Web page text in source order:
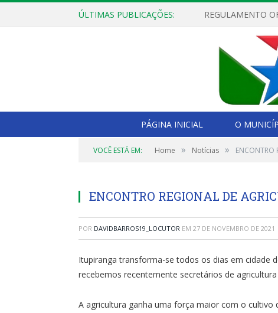
ÚLTIMAS PUBLICAÇÕES:
PÁGINA INICIAL O
VOCÊ ESTÁ EM: Home » Notícias » ENCONTRO
ENCONTRO REGIONAL DE
POR DAVIDBARROS19_LOCUTOR EM 27 DE NOVEMBRO DE 2021
Itupiranga transforma-se todos os dias em cidade
recebemos recentemente secretários de
A agricultura ganha uma força maior com o